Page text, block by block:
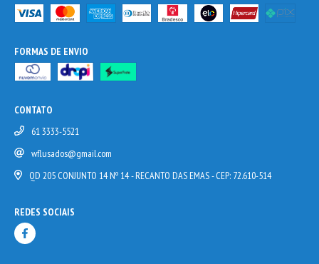
FORMAS DE ENVIO
CONTATO
61 3333-5521
wflusados@gmail.com
QD 205 CONJUNTO 14 Nº 14 - RECANTO DAS EMAS - CEP: 72.610-514
REDES SOCIAIS